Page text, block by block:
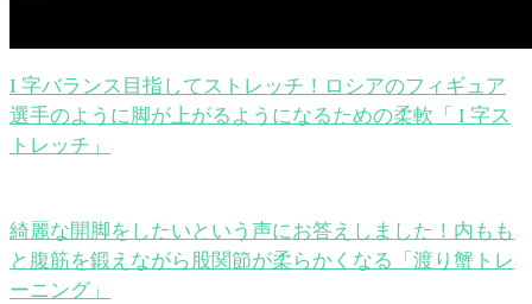
I 字バランス目指してストレッチ！ロシアのフィギュア
選手のように脚が上がるようになるための柔軟「 I 字ス
トレッチ」
綺麗な開脚をしたいという声にお答えしました！内もも
と腹筋を鍛えながら股関節が柔らかくなる「渡り蟹トレ
ーニング」